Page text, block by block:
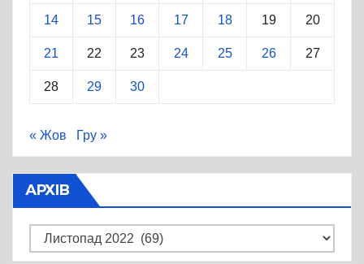
14 15 16 17 18 19 20
21 22 23 24 25 26 27
28 29 30
« Жов Гру »
АРХІВ
Архів